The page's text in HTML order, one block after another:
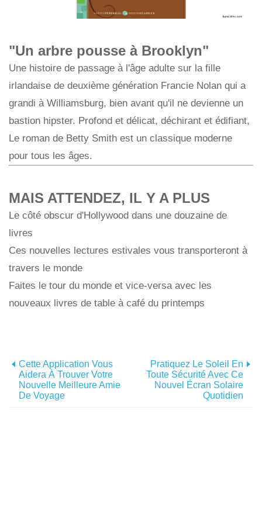
"Un arbre pousse à Brooklyn"
Une histoire de passage à l'âge adulte sur la fille
irlandaise de deuxième génération Francie Nolan qui a
grandi à Williamsburg, bien avant qu'il ne devienne un
bastion hipster. Profond et délicat, déchirant et édifiant,
Le roman de Betty Smith est un classique moderne
pour tous les âges.
MAIS ATTENDEZ, IL Y A PLUS
Le côté obscur d'Hollywood dans une douzaine de
livres
Ces nouvelles lectures estivales vous transporteront à
travers le monde
Faites le tour du monde et vice-versa avec les
nouveaux livres de table à café du printemps
Cette Application Vous
Aidera À Trouver Votre
Nouvelle Meilleure Amie
De Voyage
Pratiquez Le Soleil En
Toute Sécurité Avec Ce
Nouvel Écran Solaire
Quotidien